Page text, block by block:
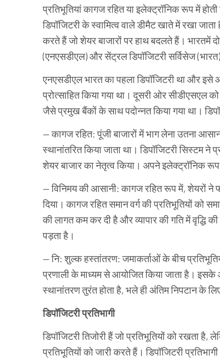
प्रतिभूतियांकागज रहित याइलेक्ट्रॉनिकरूपमेंहोती
डिपॉजिटरीकेस्वामित्ववालेडीमैटखातेमेंरखाजाता
करतेहैंजोशेयरबाजारोंपरहाथबदलतेहैं। भारतमेंदो
(एनएसडीएल)औरसेंट्रलडिपॉजिटरीसर्विसेज(भारत
एनएसडीएलभारतकापहलाडिपॉजिटरी थाऔरइसे
प्रोत्साहितकियागया था। दूसरीओरसीडीएसएलको
जैसेप्रमुखबैंकोंकेसाथपदोन्नतकियागया था।
—कागज रहित:पूंजीबाजारोंमेंभागलेनाउतना
स्थानांतरितकियाजाता था। डिपॉजिटरीसिस्टमने
शेयरबाजारकानेतृत्वकिया। अपनेइलेक्ट्रॉनिकरूप
—विनिमयकीआसानी:कागज रहित रूपमें,शेयरों ने
दिया। कागज रहितसमानवर्गकीप्रतिभूतियोंको
कीलागतकमकरदीहैऔरव्यापारकीगतिमेंवृद्धिकी
पड़ताहै।
—नि:शुल्कहस्तांतरण:जमाकर्ताओंकेबीच
प्रणालीकेमाध्यमसेआयोजितकियाजाताहै। इसके
स्थानांतरणतुरंतहोताहै, भलेहीअंतिमनिपटानके
डिपॉजिटरीप्रतिभागी
डिपॉजिटरीतिजोरीहैंजोप्रतिभूतियोंकोरखताहै,
प्रतिभूतियोंकोजारीकरतेहैं। डिपॉजिटरीप्रतिभागी